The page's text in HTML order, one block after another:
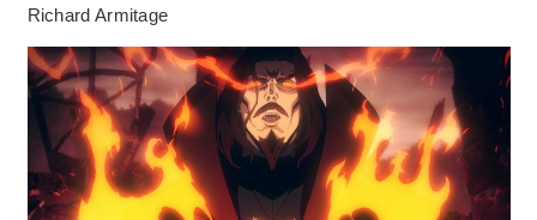
Richard Armitage